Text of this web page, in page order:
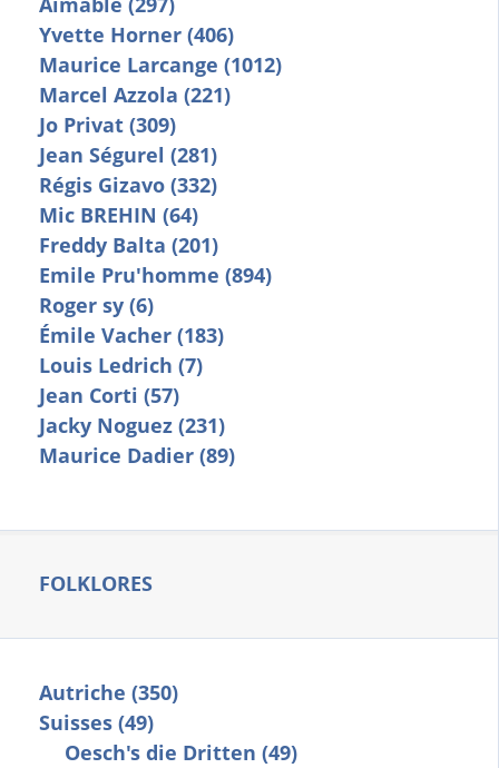
Yvette Horner (406)
Maurice Larcange (1012)
Marcel Azzola (221)
Jo Privat (309)
Jean Ségurel (281)
Régis Gizavo (332)
Mic BREHIN (64)
Freddy Balta (201)
Emile Pru'homme (894)
Roger sy (6)
Émile Vacher (183)
Louis Ledrich (7)
Jean Corti (57)
Jacky Noguez (231)
Maurice Dadier (89)
FOLKLORES
Autriche (350)
Suisses (49)
Oesch's die Dritten (49)